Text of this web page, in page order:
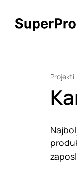
Projekti